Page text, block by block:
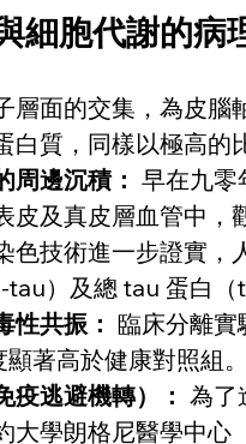
細胞代謝的病
層面的交集，為皮
白質，同樣以極高的
周邊沉積： 早在九零
皮及真皮層血管中，
色技術進一步證實，
）及總 tau 蛋白（
性共振： 臨床分離實
著高於健康對照組。
疫逃避機轉）： 為了
大學朗格尼醫學中